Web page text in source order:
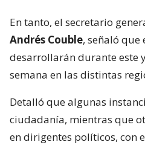
En tanto, el secretario
Andrés Couble, señaló que
desarrollarán durante este
semana en las distintas
Detalló que algunas
ciudadanía, mientras que
en dirigentes políticos, con